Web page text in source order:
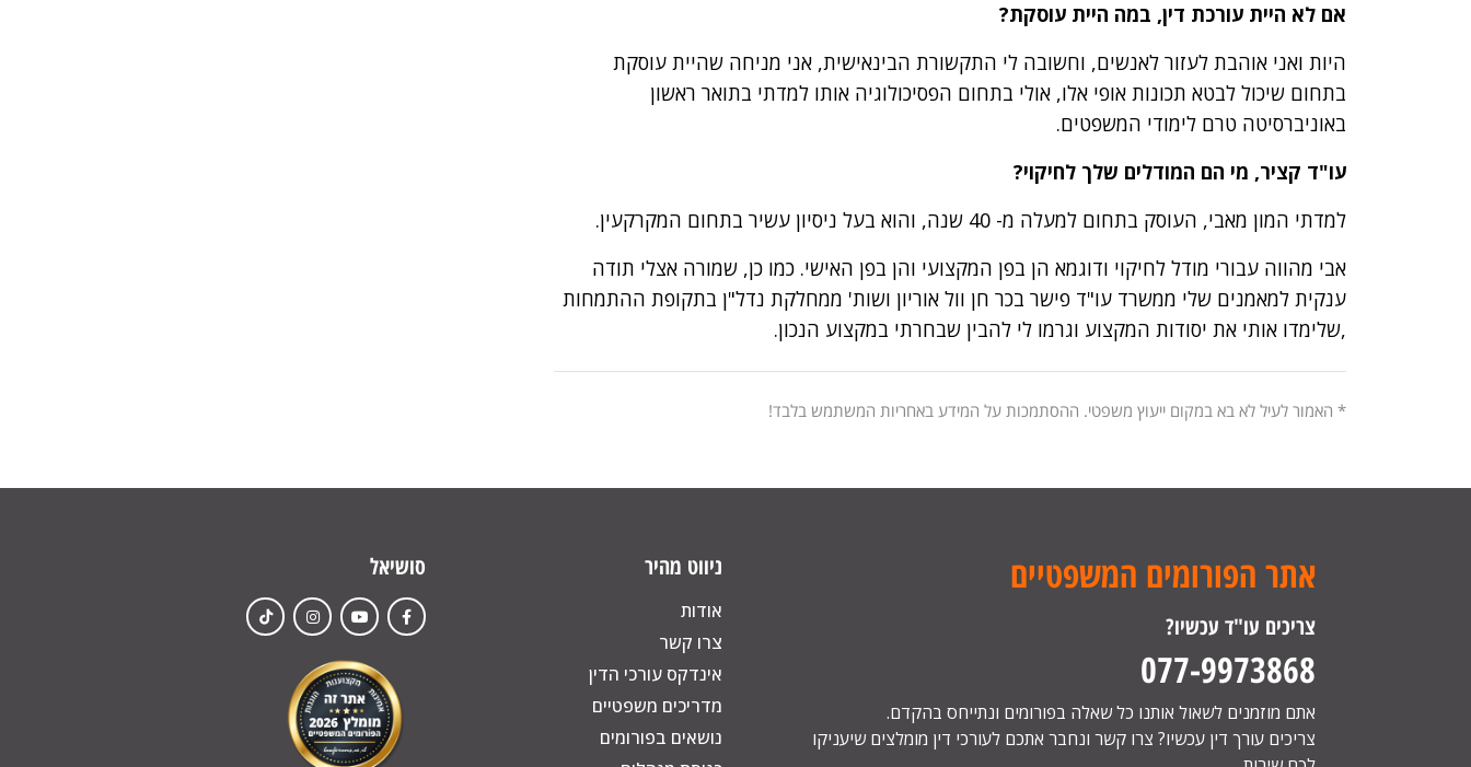
אם לא היית עורכת דין, במה היית עוסקת?
היות ואני אוהבת לעזור לאנשים, וחשובה לי התקשורת הבינאישית, אני מניחה שהיית עוסקת
בתחום שיכול לבטא תכונות אופי אלו, אולי בתחום הפסיכולוגיה אותו למדתי בתואר ראשון
באוניברסיטה טרם לימודי המשפטים.
עו"ד קציר, מי הם המודלים שלך לחיקוי?
למדתי המון מאבי, העוסק בתחום למעלה מ- 40 שנה, והוא בעל ניסיון עשיר בתחום המקרקעין.
אבי מהווה עבורי מודל לחיקוי ודוגמא הן בפן המקצועי והן בפן האישי. כמו כן, שמורה אצלי תודה
ענקית למאמנים שלי ממשרד עו"ד פישר בכר חן וול אוריון ושות' ממחלקת נדל"ן בתקופת ההתמחות
,שלימדו אותי את יסודות המקצוע וגרמו לי להבין שבחרתי במקצוע הנכון.
* האמור לעיל לא בא במקום ייעוץ משפטי. ההסתמכות על המידע באחריות המשתמש בלבד!
אתר הפורומים המשפטיים
צריכים עו"ד עכשיו?
077-9973868
אתם מוזמנים לשאול אותנו כל שאלה בפורומים ונתייחס בהקדם.
צריכים עורך דין עכשיו? צרו קשר ונחבר אתכם לעורכי דין מומלצים שיעניקו
ניווט מהיר
אודות
צרו קשר
אינדקס עורכי הדין
מדריכים משפטיים
נושאים בפורומים
סושיאל